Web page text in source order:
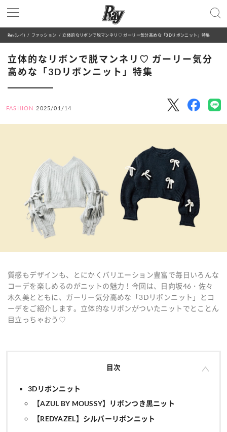
Ray(レイ) ファッション 立体的なリボンで脱マンネリ♡ ガーリー気分高めな「3Dリボンニット」特集
立体的なリボンで脱マンネリ♡ ガーリー気分
高めな「3Dリボンニット」特集
FASHION 2025/01/14
質感もデザインも、とにかくバリエーション豊富で毎日いろんな
コーデを楽しめるのがニットの魅力！今回は、日向坂46・佐々
木久美とともに、ガーリー気分高めな「3Dリボンニット」とコ
ーデをご紹介します。立体的なリボンがついたニットでとことん
目立っちゃおう♡
目次
3Dリボンニット
【AZUL BY MOUSSY】リボンつき黒ニット
【REDYAZEL】シルバーリボンニット